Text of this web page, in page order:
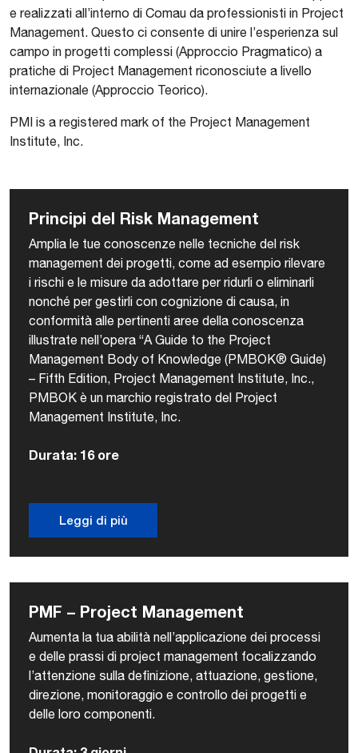
e realizzati all’interno di Comau da professionisti in Project
Management. Questo ci consente di unire l’esperienza sul
campo in progetti complessi (Approccio Pragmatico) a
pratiche di Project Management riconosciute a livello
internazionale (Approccio Teorico).
PMI is a registered mark of the Project Management
Institute, Inc.
Principi del Risk Management
Amplia le tue conoscenze nelle tecniche del risk
management dei progetti, come ad esempio rilevare
i rischi e le misure da adottare per ridurli o eliminarli
nonché per gestirli con cognizione di causa, in
conformità alle pertinenti aree della conoscenza
illustrate nell’opera “A Guide to the Project
Management Body of Knowledge (PMBOK® Guide)
– Fifth Edition, Project Management Institute, Inc.,
PMBOK è un marchio registrato del Project
Management Institute, Inc.
Durata: 16 ore
Leggi di più
PMF – Project Management
Aumenta la tua abilità nell’applicazione dei processi
e delle prassi di project management focalizzando
l’attenzione sulla definizione, attuazione, gestione,
direzione, monitoraggio e controllo dei progetti e
delle loro componenti.